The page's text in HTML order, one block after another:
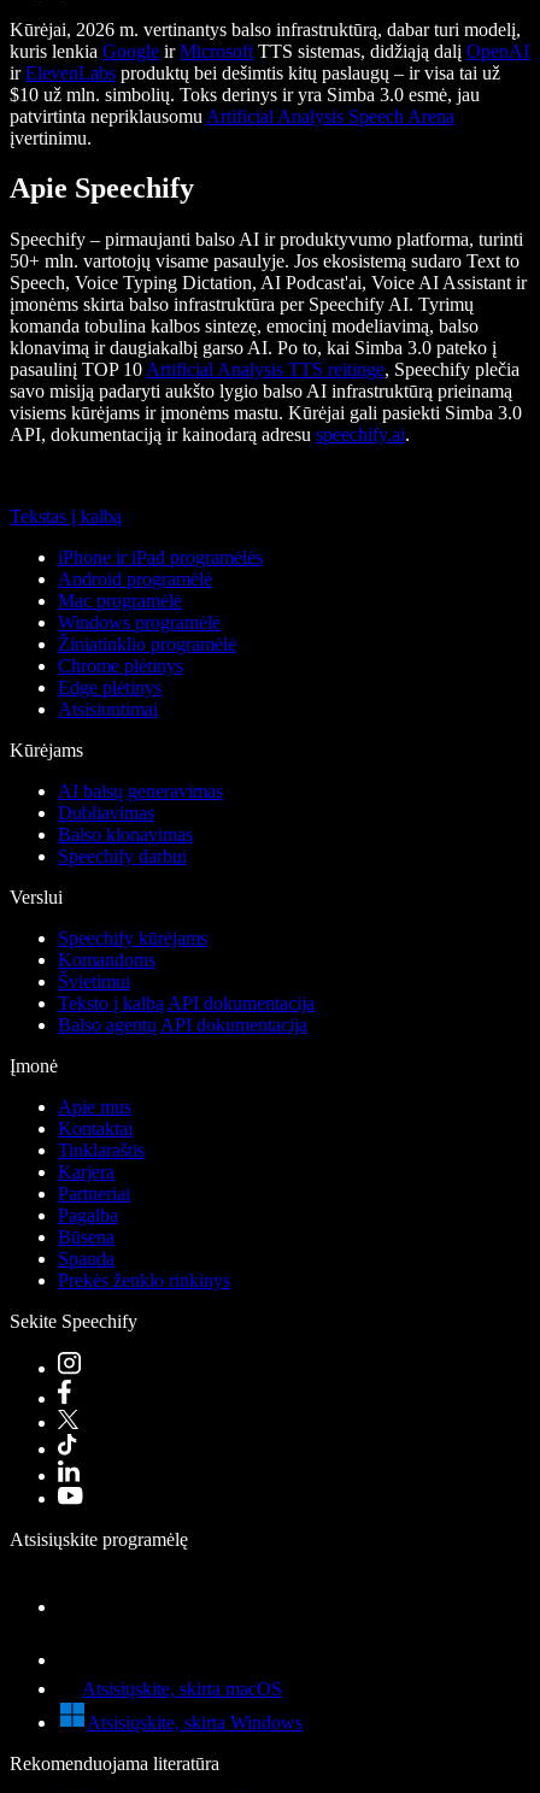
Kūrėjai, 2026 m. vertinantys balso infrastruktūrą, dabar turi modelį,
kuris lenkia Google irMicrosoft TTS sistemas, didžiąją dalį OpenAI
irElevenLabs produktų bei dešimtis kitų paslaugų – ir visa tai už
$10 už mln. simbolių. Toks derinys ir yra Simba 3.0 esmė, jau
patvirtinta nepriklausomu Artificial Analysis Speech Arena
įvertinimu.
Apie Speechify
Speechify – pirmaujanti balso AI ir produktyvumo platforma, turinti
50+ mln. vartotojų visame pasaulyje. Jos ekosistemą sudaro Text to
Speech, Voice Typing Dictation, AI Podcast'ai, Voice AI Assistant ir
įmonėms skirta balso infrastruktūra per Speechify AI. Tyrimų
komanda tobulina kalbos sintezę, emocinį modeliavimą, balso
klonavimą ir daugiakalbį garso AI. Po to, kai Simba 3.0 pateko į
pasaulinį TOP 10 Artificial Analysis TTS reitinge, Speechify plečia
savo misiją padaryti aukšto lygio balso AI infrastruktūrą prieinamą
visiems kūrėjams ir įmonėms mastu. Kūrėjai gali pasiekti Simba 3.0
API, dokumentaciją ir kainodarą adresu speechify.ai.
Tekstas į kalbą
iPhone ir iPad programėlės
Android programėlė
Mac programėlė
Windows programėlė
Žiniatinklio programėlė
Chrome plėtinys
Edge plėtinys
Atsisiuntimai
Kūrėjams
AI balsų generavimas
Dubliavimas
Balso klonavimas
Speechify darbui
Verslui
Speechify kūrėjams
Komandoms
Švietimui
Teksto į kalbą API dokumentacija
Balso agentų API dokumentacija
Įmonė
Apie mus
Kontaktai
Tinklaraštis
Karjera
Partneriai
Pagalba
Būsena
Spauda
Prekės ženklo rinkinys
Sekite Speechify
Atsisiųskite programėlę
Atsisiųskite, skirta macOS
Atsisiųskite, skirta Windows
Rekomenduojama literatūra